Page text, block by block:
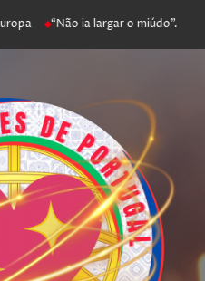
“Não ia largar o miúdo”.